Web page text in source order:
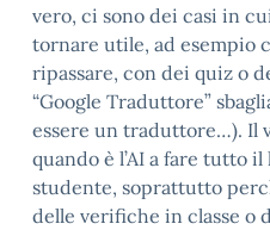
vero, ci sono dei casi in
tornare utile, ad esempio
ripassare, con dei quiz o
“Google Traduttore”
essere un traduttore…). Il
quando è l’AI a fare tutto
studente, soprattutto
delle verifiche in classe o